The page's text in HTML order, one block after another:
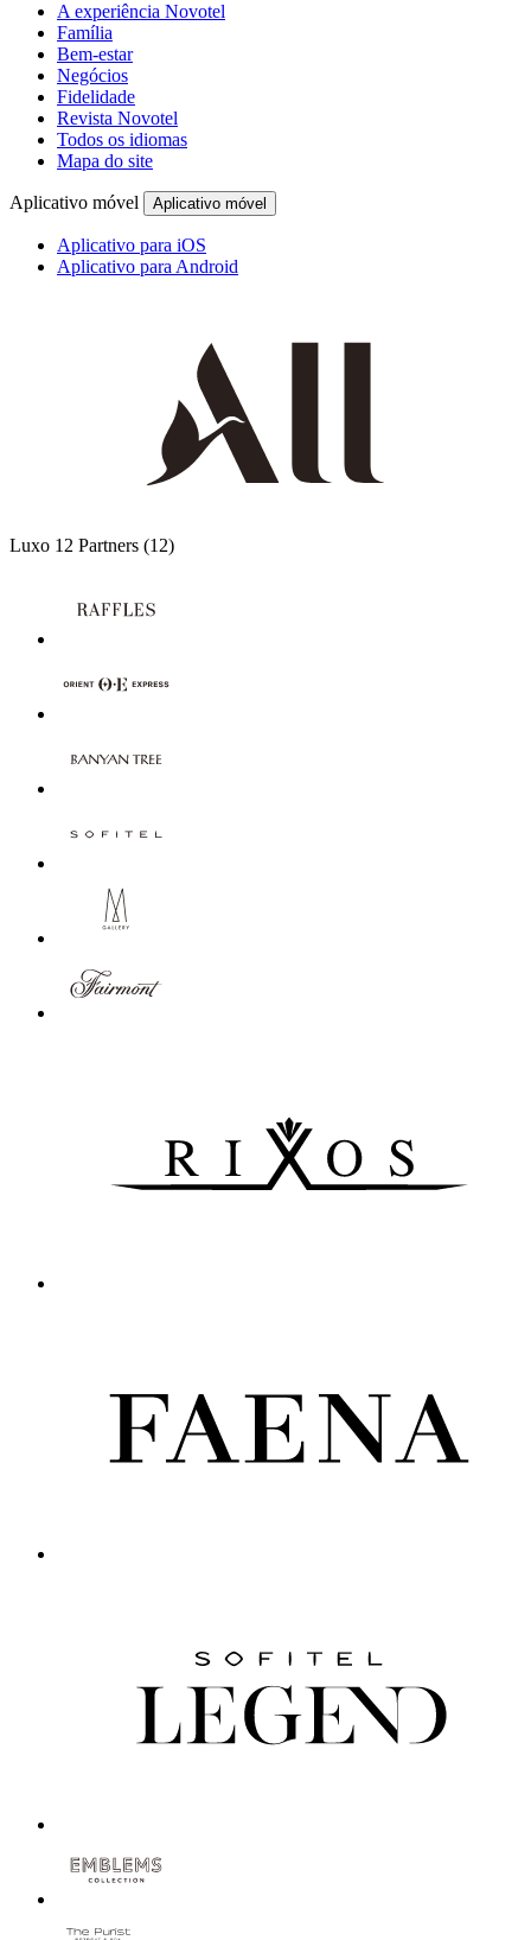
A experiência Novotel
Família
Bem-estar
Negócios
Fidelidade
Revista Novotel
Todos os idiomas
Mapa do site
Aplicativo móvel Aplicativo móvel
Aplicativo para iOS
Aplicativo para Android
Luxo 12 Partners (12)